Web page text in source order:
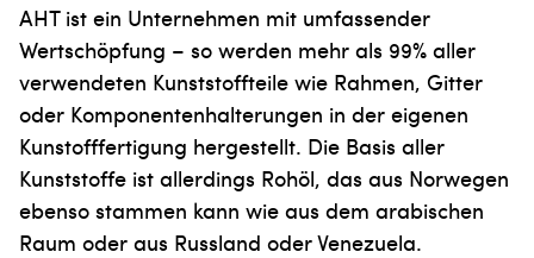
AHT ist ein Unternehmen mit umfassender
Wertschöpfung – so werden mehr als 99% aller
verwendeten Kunststoffteile wie Rahmen, Gitter
oder Komponentenhalterungen in der eigenen
Kunstofffertigung hergestellt. Die Basis aller
Kunststoffe ist allerdings Rohöl, das aus Norwegen
ebenso stammen kann wie aus dem arabischen
Raum oder aus Russland oder Venezuela.